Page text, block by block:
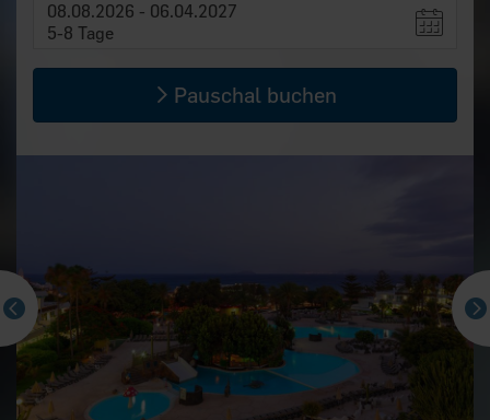
08.08.2026 - 06.04.2027
5-8 Tage
Pauschal buchen